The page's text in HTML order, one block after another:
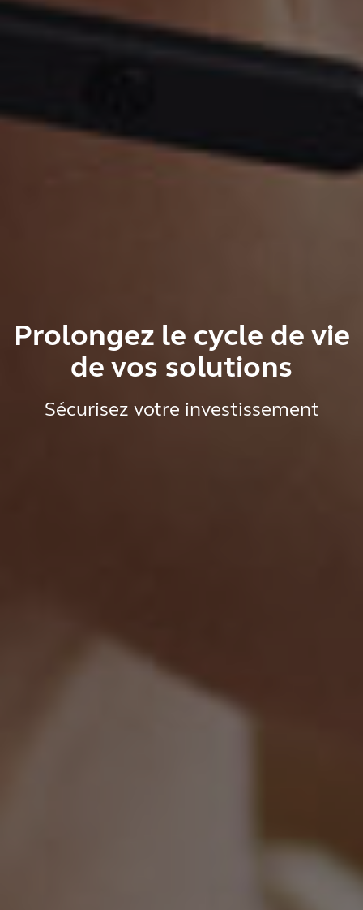
Prolongez le cycle de vie
de vos solutions
Sécurisez votre investissement